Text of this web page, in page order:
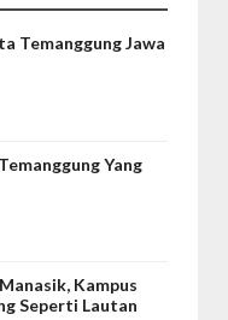
Temanggung Jawa
Yang
Kampus
Seperti Lautan